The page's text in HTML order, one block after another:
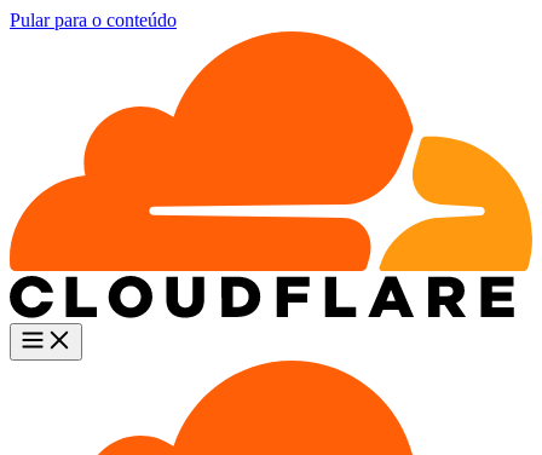
Pular para o conteúdo